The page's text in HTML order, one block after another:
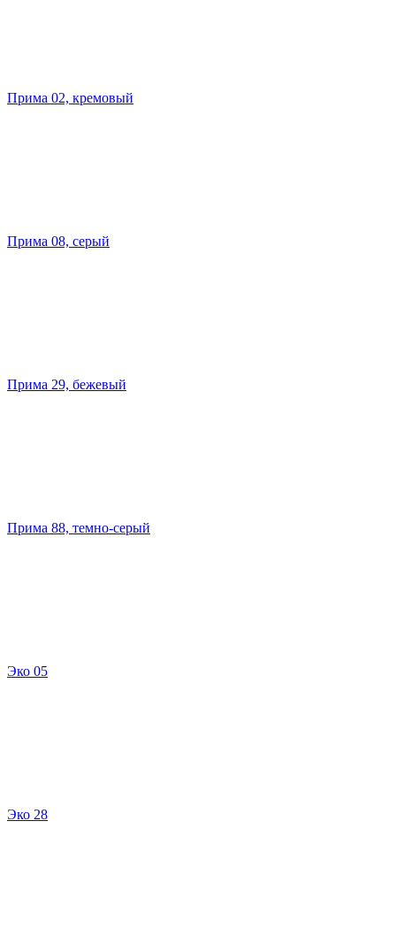
Прима 02, кремовый
Прима 08, серый
Прима 29, бежевый
Прима 88, темно-серый
Эко 05
Эко 28